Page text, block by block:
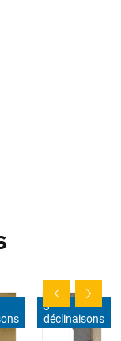
3
déclinaisons